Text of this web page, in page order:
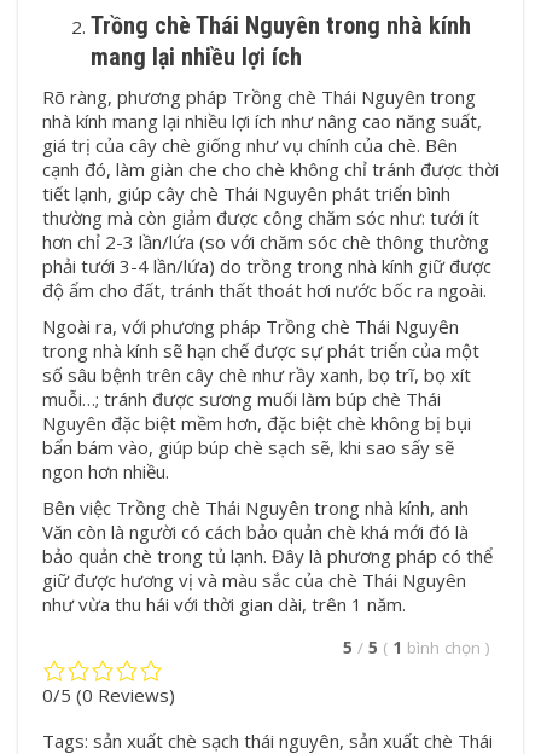
Trồng chè Thái Nguyên trong nhà kính
mang lại nhiều lợi ích
Rõ ràng, phương pháp Trồng chè Thái Nguyên trong
nhà kính mang lại nhiều lợi ích như nâng cao năng suất,
giá trị của cây chè giống như vụ chính của chè. Bên
cạnh đó, làm giàn che cho chè không chỉ tránh được thời
tiết lạnh, giúp cây chè Thái Nguyên phát triển bình
thường mà còn giảm được công chăm sóc như: tưới ít
hơn chỉ 2-3 lần/lứa (so với chăm sóc chè thông thường
phải tưới 3-4 lần/lứa) do trồng trong nhà kính giữ được
độ ẩm cho đất, tránh thất thoát hơi nước bốc ra ngoài.
Ngoài ra, với phương pháp Trồng chè Thái Nguyên
trong nhà kính sẽ hạn chế được sự phát triển của một
số sâu bệnh trên cây chè như rầy xanh, bọ trĩ, bọ xít
muỗi…; tránh được sương muối làm búp chè Thái
Nguyên đặc biệt mềm hơn, đặc biệt chè không bị bụi
bẩn bám vào, giúp búp chè sạch sẽ, khi sao sấy sẽ
ngon hơn nhiều.
Bên việc Trồng chè Thái Nguyên trong nhà kính, anh
Văn còn là người có cách bảo quản chè khá mới đó là
bảo quản chè trong tủ lạnh. Đây là phương pháp có thể
giữ được hương vị và màu sắc của chè Thái Nguyên
như vừa thu hái với thời gian dài, trên 1 năm.
5 / 5 ( 1 bình chọn )
0/5 (0 Reviews)
Tags: sản xuất chè sạch thái nguyên, sản xuất chè Thái